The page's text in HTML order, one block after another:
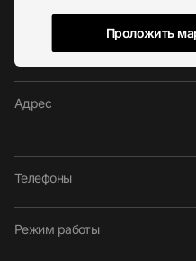
Проложить
Адрес
Телефоны
Режим работы